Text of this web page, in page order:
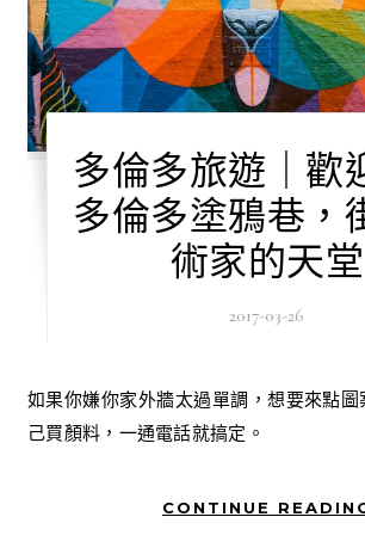
多倫多旅遊｜歡
多倫多塗鴉巷，
術家的天堂
2017-03-26
如果你嫌你家外牆太過單調，想要來點圖案或顏色。不用自
己買顏料，一通電話就搞定。
CONTINUE